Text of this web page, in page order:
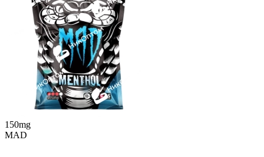
150mg
MAD